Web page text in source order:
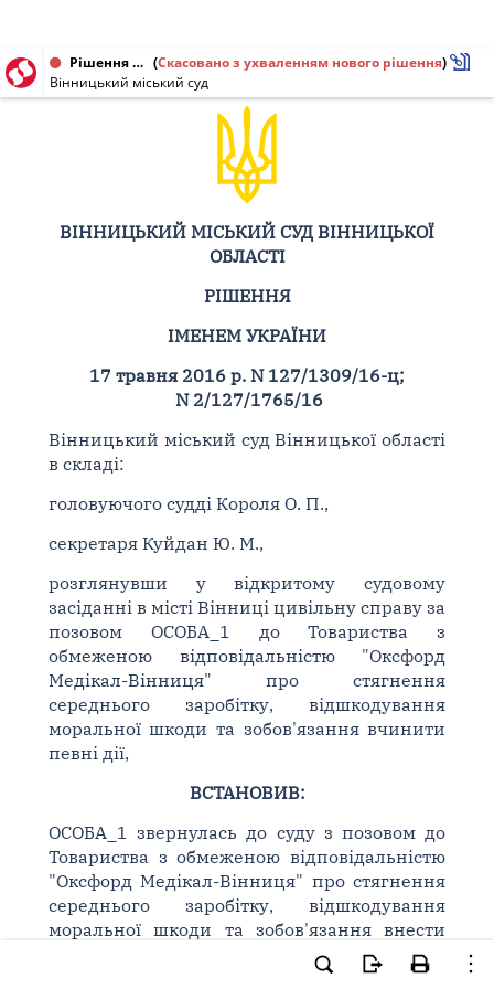
Рішення від 17.05.2016 № 2/127/1765/16, 127/1309/16-ц (Скасовано з ухваленням нового рішення)
Вінницький міський суд
ВІННИЦЬКИЙ МІСЬКИЙ СУД ВІННИЦЬКОЇ
ОБЛАСТІ
РІШЕННЯ
ІМЕНЕМ УКРАЇНИ
17 травня 2016 р. N 127/1309/16-ц;
N 2/127/1765/16
Вінницький міський суд Вінницької області
в складі:
головуючого судді Короля О. П.,
секретаря Куйдан Ю. М.,
розглянувши у відкритому судовому
засіданні в місті Вінниці цивільну справу за
позовом ОСОБА_1 до Товариства з
обмеженою відповідальністю "Оксфорд
Медікал-Вінниця" про стягнення
середнього заробітку, відшкодування
моральної шкоди та зобов'язання вчинити
певні дії,
ВСТАНОВИВ:
ОСОБА_1 звернулась до суду з позовом до
Товариства з обмеженою відповідальністю
"Оксфорд Медікал-Вінниця" про стягнення
середнього заробітку, відшкодування
моральної шкоди та зобов'язання внести
запис до трудової книжки, здійснити сплату
податку на доходи фізичних осіб та єдиного